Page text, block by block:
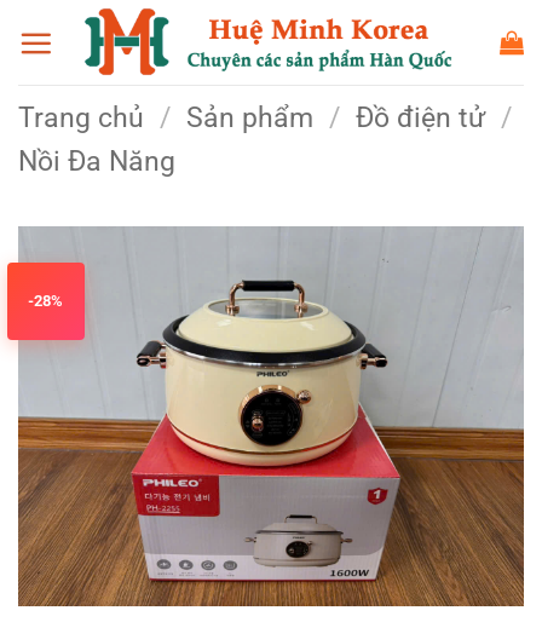
qua
dung
Trang chủ / Sản phẩm / Đồ điện tử /
Nồi Đa Năng
-28%